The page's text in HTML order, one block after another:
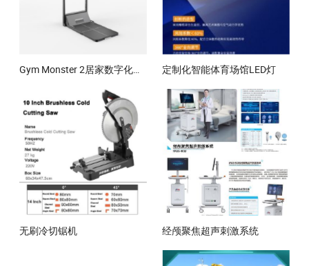
定制化智能体育场馆LED灯
无刷冷切锯机 经颅聚焦超声刺激系统